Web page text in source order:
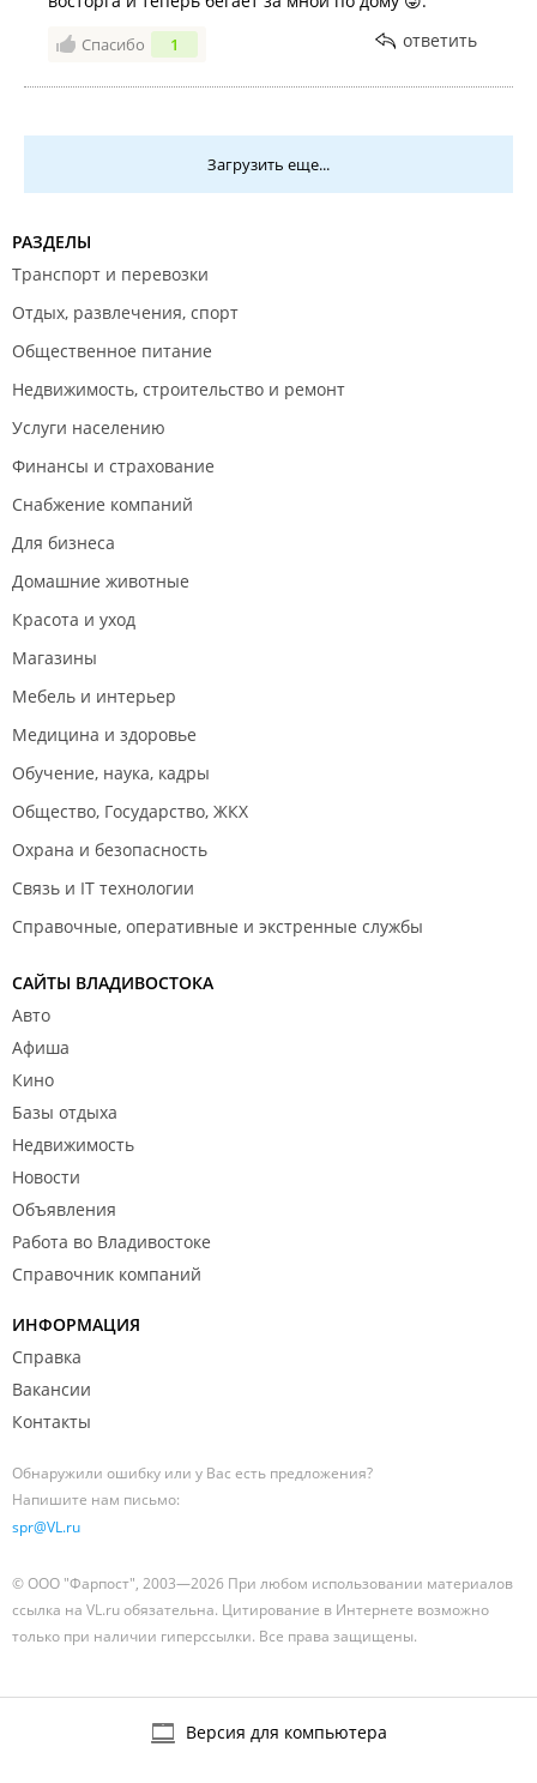
Спасибо 1 ответить
Загрузить еще...
РАЗДЕЛЫ
Транспорт и перевозки
Отдых, развлечения, спорт
Общественное питание
Недвижимость, строительство и ремонт
Услуги населению
Финансы и страхование
Снабжение компаний
Для бизнеса
Домашние животные
Красота и уход
Магазины
Мебель и интерьер
Медицина и здоровье
Обучение, наука, кадры
Общество, Государство, ЖКХ
Охрана и безопасность
Связь и IT технологии
Справочные, оперативные и экстренные службы
САЙТЫ ВЛАДИВОСТОКА
Авто
Афиша
Кино
Базы отдыха
Недвижимость
Новости
Объявления
Работа во Владивостоке
Справочник компаний
ИНФОРМАЦИЯ
Справка
Вакансии
Контакты
Обнаружили ошибку или у Вас есть предложения?
Напишите нам письмо:
spr@VL.ru
© ООО "Фарпост", 2003—2026 При любом использовании материалов
ссылка на VL.ru обязательна. Цитирование в Интернете возможно
только при наличии гиперссылки. Все права защищены.
Версия для компьютера